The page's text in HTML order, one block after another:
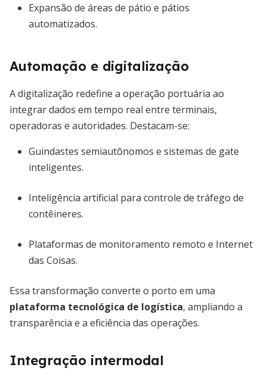
Expansão de áreas de pátio e pátios
automatizados.
Automação e digitalização
A digitalização redefine a operação portuária ao
integrar dados em tempo real entre terminais,
operadoras e autoridades. Destacam-se:
Guindastes semiautônomos e sistemas de gate
inteligentes.
Inteligência artificial para controle de tráfego de
contêineres.
Plataformas de monitoramento remoto e Internet
das Coisas.
Essa transformação converte o porto em uma
plataforma tecnológica de logística, ampliando a
transparência e a eficiência das operações.
Integração intermodal